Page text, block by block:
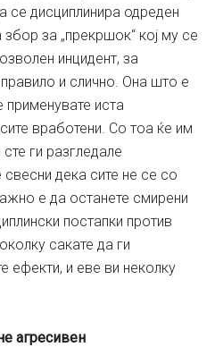
дисциплинира одреден
за „прекршок“ кој му се
инцидент, за
и слично. Она што е
иста
вработени. Со тоа ќе им
ги разгледале
свесни дека сите не се со
е да останете смирени
постапки против
сакате да ги
ефекти, и еве ви неколку
агресивен